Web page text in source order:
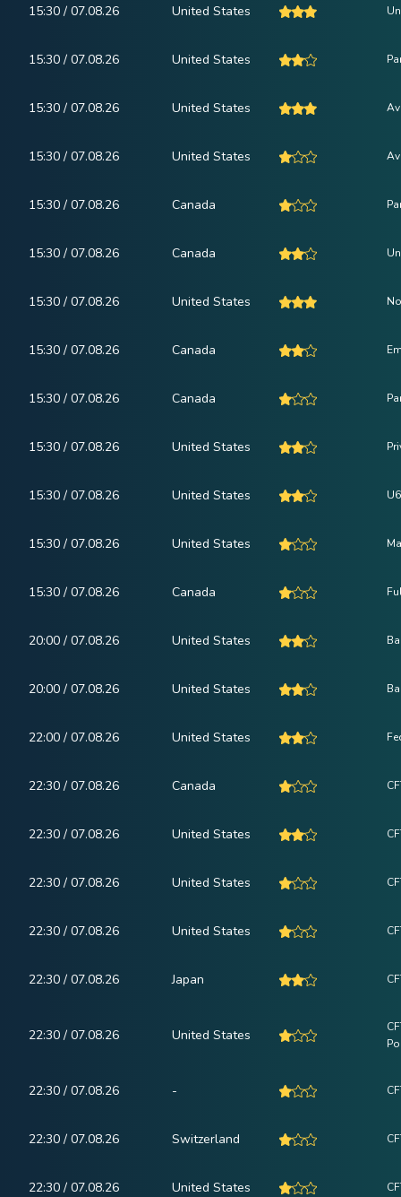
15:30 / 07.08.26 United States
15:30 / 07.08.26 United States
15:30 / 07.08.26 United States
15:30 / 07.08.26 United States
15:30 / 07.08.26 Canada
15:30 / 07.08.26 Canada
15:30 / 07.08.26 United States
15:30 / 07.08.26 Canada
15:30 / 07.08.26 Canada
15:30 / 07.08.26 United States
15:30 / 07.08.26 United States
15:30 / 07.08.26 United States
15:30 / 07.08.26 Canada
20:00 / 07.08.26 United States
20:00 / 07.08.26 United States
22:00 / 07.08.26 United States
22:30 / 07.08.26 Canada
22:30 / 07.08.26 United States
22:30 / 07.08.26 United States
22:30 / 07.08.26 United States
22:30 / 07.08.26 Japan
22:30 / 07.08.26 United States
22:30 / 07.08.26 -
22:30 / 07.08.26 Switzerland
22:30 / 07.08.26 United States